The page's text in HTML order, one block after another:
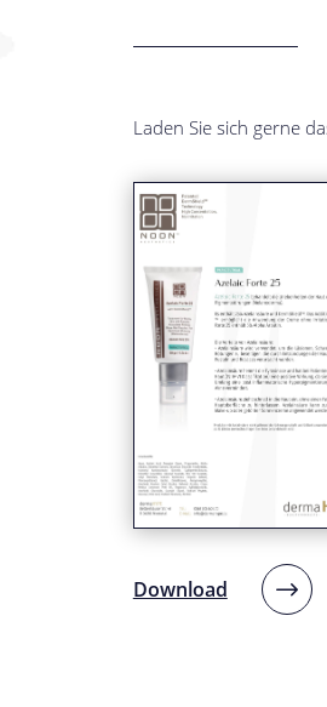
Laden Sie sich gerne
Download